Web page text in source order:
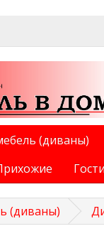
(диваны)
(диваны)